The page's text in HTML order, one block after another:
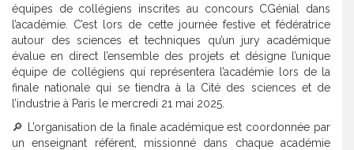
équipes de collégiens inscrites au concours CGénial dans
l’académie. C’est lors de cette journée festive et fédératrice
autour des sciences et techniques qu’un jury académique
évalue en direct l’ensemble des projets et désigne l’unique
équipe de collégiens qui représentera l’académie lors de la
finale nationale qui se tiendra à la Cité des sciences et de
l’industrie à Paris le mercredi 21 mai 2025.
🔎 L’organisation de la finale académique est coordonnée par
un enseignant référent, missionné dans chaque académie